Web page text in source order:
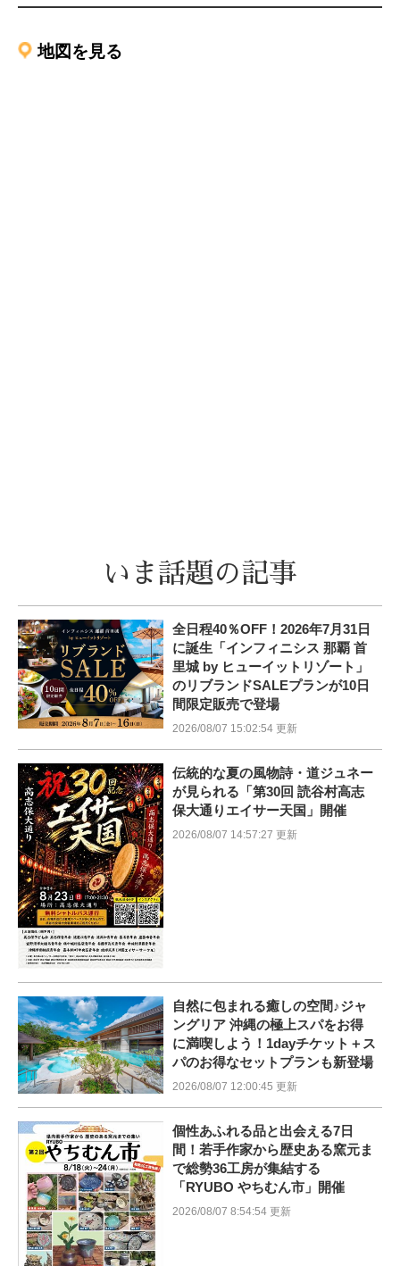
地図を見る
いま話題の記事
全日程40％OFF！2026年7月31日
に誕生「インフィニシス 那覇 首
里城 by ヒューイットリゾート」
のリブランドSALEプランが10日
間限定販売で登場
2026/08/07 15:02:54 更新
伝統的な夏の風物詩・道ジュネー
が見られる「第30回 読谷村高志
保大通りエイサー天国」開催
2026/08/07 14:57:27 更新
自然に包まれる癒しの空間♪ジャ
ングリア 沖縄の極上スパをお得
に満喫しよう！1dayチケット＋ス
パのお得なセットプランも新登場
2026/08/07 12:00:45 更新
個性あふれる品と出会える7日
間！若手作家から歴史ある窯元ま
で総勢36工房が集結する
「RYUBO やちむん市」開催
2026/08/07 8:54:54 更新